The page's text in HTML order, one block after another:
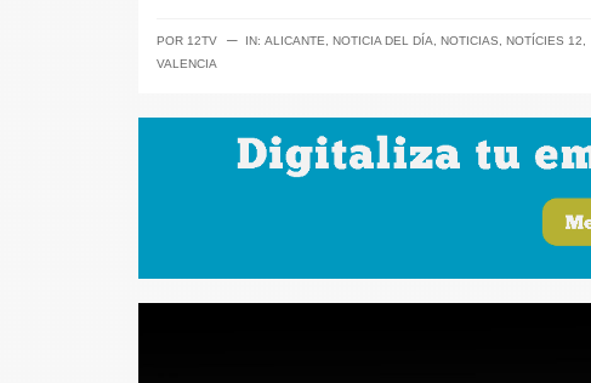
POR 12TV ─ IN: ALICANTE NOTICIA DEL DÍA NOTICIAS NOTÍCIES 12
VALENCIA